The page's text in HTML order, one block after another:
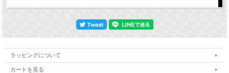
ラッピングについて
カートを見る